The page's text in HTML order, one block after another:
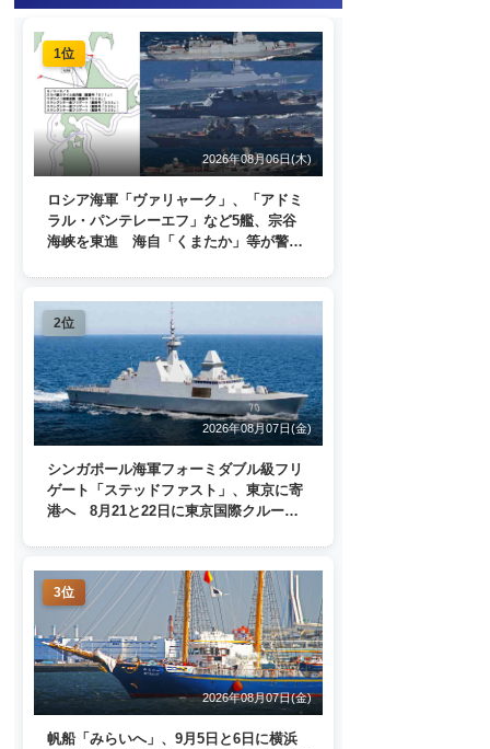
1位
2026年08月06日(木)
ロシア海軍「ヴァリャーク」、「アドミ
ラル・パンテレーエフ」など5艦、宗谷
海峡を東進 海自「くまたか」等が警戒
2位
2026年08月07日(金)
シンガポール海軍フォーミダブル級フリ
ゲート「ステッドファスト」、東京に寄
港へ 8月21と22日に東京国際クルーズ
3位
2026年08月07日(金)
帆船「みらいへ」、9月5日と6日に横浜